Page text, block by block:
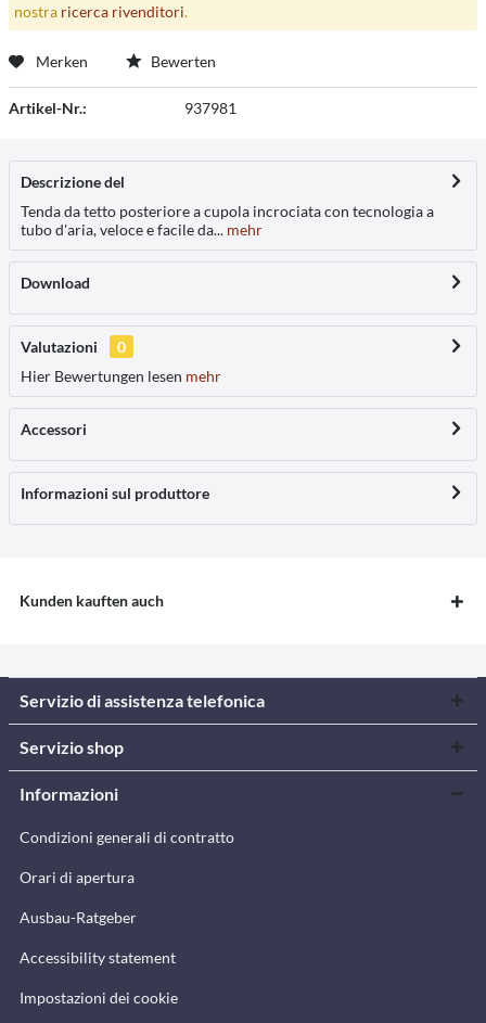
nostra ricerca rivenditori.
Merken Bewerten
Artikel-Nr.: 937981
Descrizione del
Tenda da tetto posteriore a cupola incrociata con tecnologia a
tubo d'aria, veloce e facile da... mehr
Download
Valutazioni
0
Hier Bewertungen lesen mehr
Accessori
Informazioni sul produttore
Kunden kauften auch
Servizio di assistenza telefonica
Servizio shop
Informazioni
Condizioni generali di contratto
Orari di apertura
Ausbau-Ratgeber
Accessibility statement
Impostazioni dei cookie